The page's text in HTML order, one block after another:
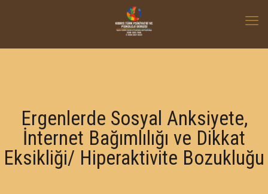
Ergenlerde Sosyal Anksiyete,
İnternet Bağımlılığı ve Dikkat
Eksikliği/ Hiperaktivite Bozukluğu